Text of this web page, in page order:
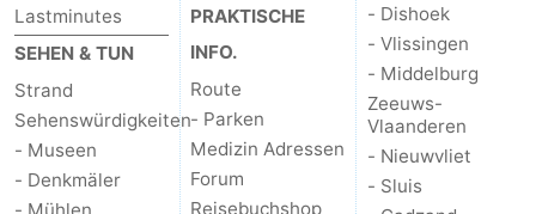
Lastminutes
SEHEN & TUN
Strand
Sehenswürdigkeiten
- Museen
- Denkmäler
PRAKTISCHE
INFO.
Route
- Parken
Medizin Adressen
Forum
Reisebuchshop
- Dishoek
- Vlissingen
- Middelburg
Zeeuws-
Vlaanderen
- Nieuwvliet
- Sluis